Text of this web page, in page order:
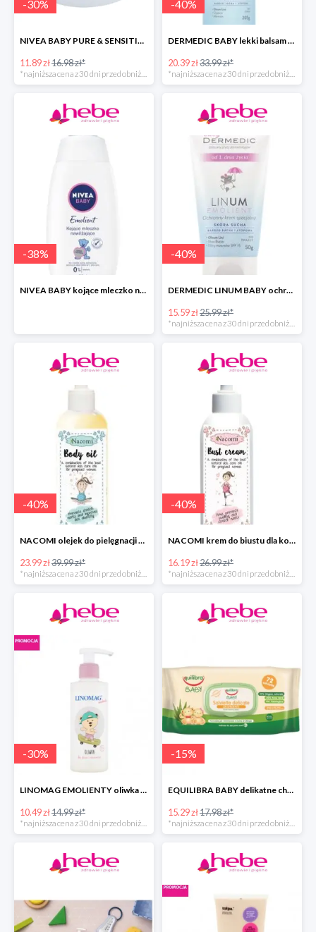
-30%
NIVEA BABY PURE & SENSITIVE krem dla dzieci
11.89 zł16.98 zł*
-40%
DERMEDIC BABY lekki balsam do ciała
20.39 zł33.99 zł*
-38%
NIVEA BABY kojące mleczko nawilżające do ciała dla dzieci
-40%
DERMEDIC LINUM BABY ochronny krem specjalny
15.59 zł25.99 zł*
*najniższa cena z 30 dni przed obniżką
-40%
NACOMI olejek do pielęgnacji skóry kobiet w ciąży
23.99 zł39.99 zł*
-40%
NACOMI krem do biustu dla kobiet w ciąży w super cenie
16.19 zł26.99 zł*
-30%
LINOMAG EMOLIENTY oliwka do ciała dla dzieci i niemowląt
10.49 zł14.99 zł*
*najniższa cena z 30 dni przed obniżką
-15%
EQUILIBRA BABY delikatne chusteczki oczyszczające
15.29 zł17.98 zł*
*najniższa cena z 30 dni przed obniżką